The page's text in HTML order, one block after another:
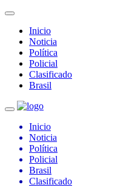
Inicio
Noticia
Política
Policial
Clasificado
Brasil
Inicio
Noticia
Política
Policial
Brasil
Clasificado